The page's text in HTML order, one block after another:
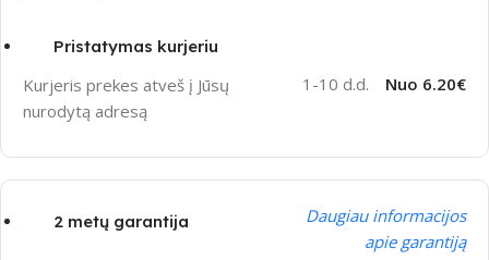
Pristatymas kurjeriu
Kurjeris prekes atveš į Jūsų
nurodytą adresą
1-10 d.d. Nuo 6.20€
2 metų garantija
Daugiau informacijos
apie garantiją